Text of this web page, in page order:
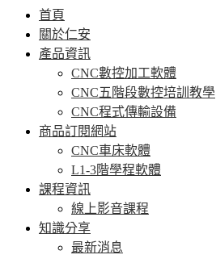
首頁
關於仁安
產品資訊
CNC數控加工軟體
CNC五階段數控培訓教學
CNC程式傳輸設備
商品訂閱網站
CNC車床軟體
L1-3階學程軟體
課程資訊
線上影音課程
知識分享
最新消息